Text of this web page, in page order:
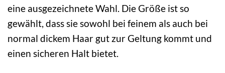
eine ausgezeichnete Wahl. Die Größe ist so
gewählt, dass sie sowohl bei feinem als auch bei
normal dickem Haar gut zur Geltung kommt und
einen sicheren Halt bietet.